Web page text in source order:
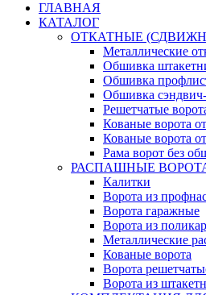
ГЛАВНАЯ
КАТАЛОГ
ОТКАТНЫЕ
Металлические
Обшивка
Обшивка
Обшивка
Решетчатые
Кованые ворота
Кованые ворота
Рама ворот без
РАСПАШНЫЕ
Калитки
Ворота из
Ворота гаражные
Ворота из
Металлические
Кованые ворота
Ворота
Ворота из